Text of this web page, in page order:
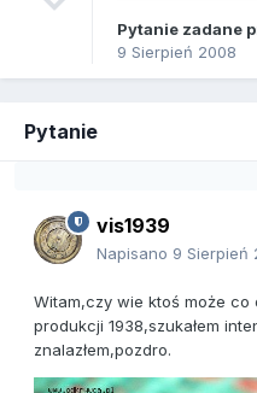
Pytanie zadane
9 Sierpień 2008
Pytanie
vis1939
Napisano 9 Sierpień
Witam,czy wie ktoś może co
produkcji 1938,szukałem
znalazłem,pozdro.